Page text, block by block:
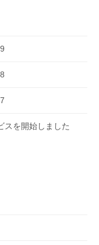
スを開始しました